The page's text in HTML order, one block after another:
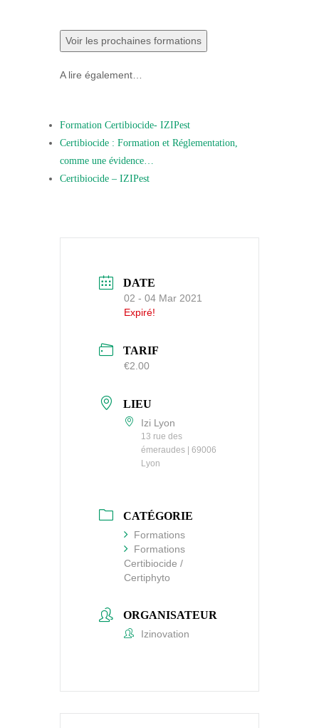
Voir les prochaines formations
A lire également…
Formation Certibiocide- IZIPest
Certibiocide : Formation et Réglementation,
comme une évidence…
Certibiocide – IZIPest
DATE
02 - 04 Mar 2021
Expiré!
TARIF
€2.00
LIEU
Izi Lyon
13 rue des
émeraudes | 69006
Lyon
CATÉGORIE
Formations
Formations
Certibiocide /
Certiphyto
ORGANISATEUR
Izinovation